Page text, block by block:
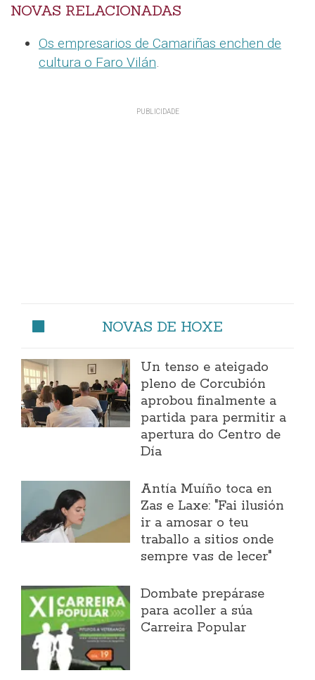
NOVAS RELACIONADAS
Os empresarios de Camariñas enchen de
cultura o Faro Vilán.
NOVAS DE HOXE
Un tenso e ateigado
pleno de Corcubión
aprobou finalmente a
partida para permitir a
apertura do Centro de
Día
Antía Muíño toca en
Zas e Laxe: "Fai ilusión
ir a amosar o teu
traballo a sitios onde
sempre vas de lecer"
Dombate prepárase
para acoller a súa
Carreira Popular